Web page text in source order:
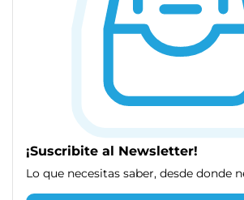
¡Suscribite al Newsletter!
Lo que necesitas saber, desde donde